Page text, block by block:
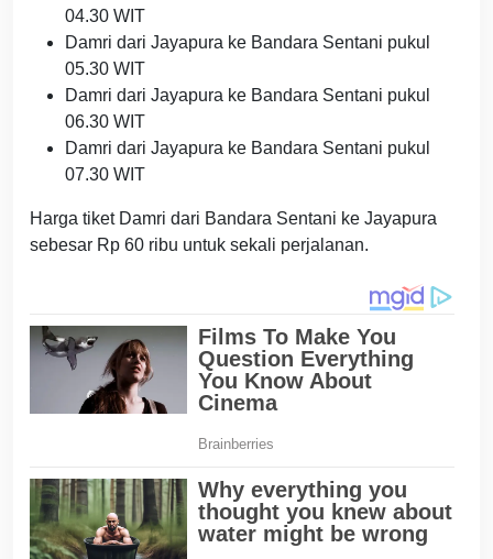
04.30 WIT
Damri dari Jayapura ke Bandara Sentani pukul
05.30 WIT
Damri dari Jayapura ke Bandara Sentani pukul
06.30 WIT
Damri dari Jayapura ke Bandara Sentani pukul
07.30 WIT
Harga tiket Damri dari Bandara Sentani ke Jayapura
sebesar Rp 60 ribu untuk sekali perjalanan.